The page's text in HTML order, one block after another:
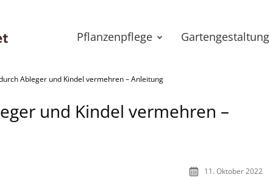
Pflanzenpflege Gartengestaltung
Ableger und Kindel vermehren – Anleitung
und Kindel vermehren –
11. Oktober 2022